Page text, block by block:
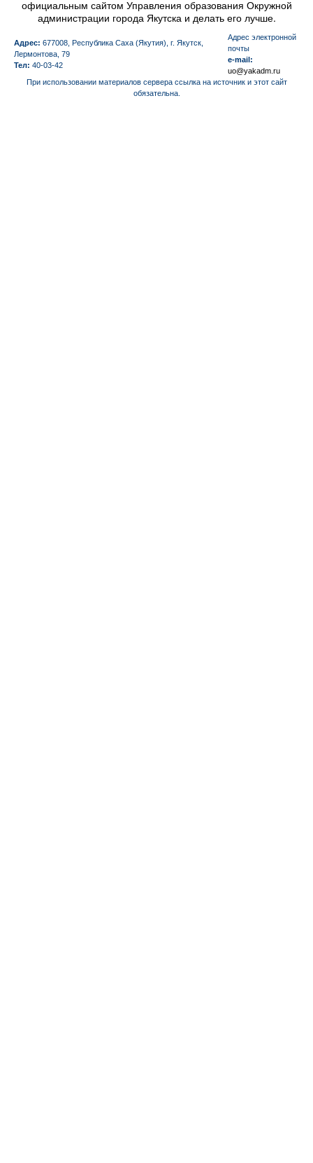
официальным сайтом Управления образования Окружной
администрации города Якутска и делать его лучше.
Адрес: 677008, Республика Саха (Якутия), г. Якутск,
Лермонтова, 79
Тел: 40-03-42
Aдрес электронной
почты
e-mail:
uo@yakadm.ru
При использовании материалов сервера ссылка на источник и этот сайт
обязательна.